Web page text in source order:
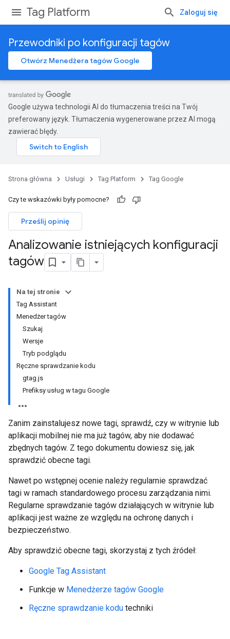
Tag Platform Zaloguj się
Przewodniki po konfiguracji tagów
Otwórz Menedżera tagów Google
Google używa technologii AI do tłumaczenia treści na Twój
preferowany język. Tłumaczenia wygenerowane przez AI mogą
zawierać błędy.
Strona główna Usługi Tag Platform Tag Google
Czy te wskazówki były pomocne?
Prześlij opinię
Analizowanie istniejących konfiguracji
tagów
Na tej stronie
Tag Assistant
Menedżer tagów
Szukaj
Wersje
Tryb podglądu
Ręczne sprawdzanie kodu
gtag.js
Prefiksy usług w tagu Google
Zanim zainstalujesz nowe tagi, sprawdź, czy w witrynie lub
aplikacji mobilnej nie ma już tagów, aby nie dodawać
zbędnych tagów. Z tego dokumentu dowiesz się, jak
sprawdzić obecne tagi.
Nawet po wstępnej ocenie należy regularnie sprawdzać
tagi w ramach standardowego procesu zarządzania nimi.
Regularne sprawdzanie tagów działających w witrynie lub
aplikacji jest ważne ze względu na ochronę danych i
bezpieczeństwo.
Aby sprawdzić obecne tagi, skorzystaj z tych źródeł:
Google Tag Assistant
Funkcje w Menedżerze tagów Google
Ręczne sprawdzanie kodu techniki